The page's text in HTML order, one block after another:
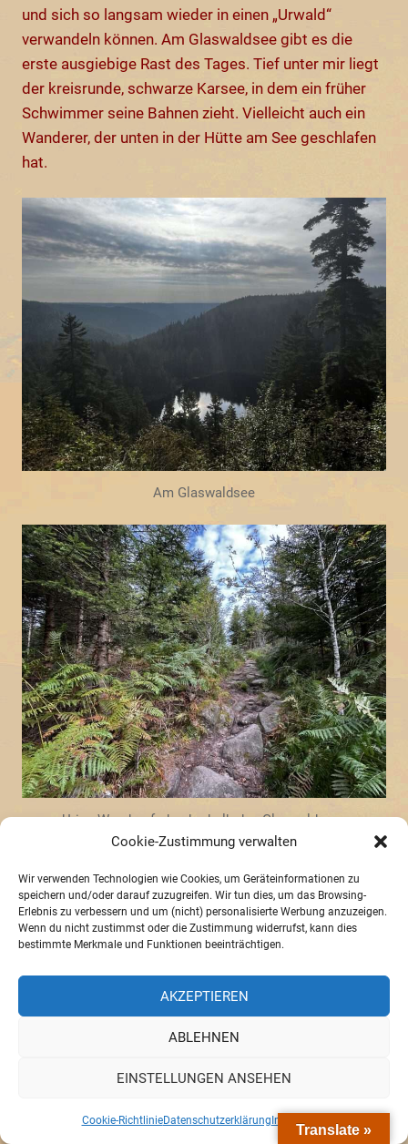
Cookie-Zustimmung verwalten
Wir verwenden Technologien wie Cookies, um Geräteinformationen zu
speichern und/oder darauf zuzugreifen. Wir tun dies, um das Browsing-
Erlebnis zu verbessern und um (nicht) personalisierte Werbung anzuzeigen.
Wenn du nicht zustimmst oder die Zustimmung widerrufst, kann dies
bestimmte Merkmale und Funktionen beeinträchtigen.
AKZEPTIEREN
ABLEHNEN
EINSTELLUNGEN ANSEHEN
Cookie-RichtlinieDatenschutzerklärung Impressum
und sich so langsam wieder in einen „Urwald“
verwandeln können. Am Glaswaldsee gibt es die
erste ausgiebige Rast des Tages. Tief unter mir liegt
der kreisrunde, schwarze Karsee, in dem ein früher
Schwimmer seine Bahnen zieht. Vielleicht auch ein
Wanderer, der unten in der Hütte am See geschlafen
hat.
Am Glaswaldsee
Urige Wanderpfade oberhalb des Glaswaldsees
Alexanderschanze sind einfach nur öde breite
Forstautobahnen. Ich laufe im Takt meiner
Wanderstöcke wie ein Automat und schrubbe die
Erschreckend sind die radikalen Baumfällungen.
Große Flächen werden vollständig abgeholzt, die
Bodenstruktur ist zerstört durch die schweren
Großflächige Abholzungen unmittelbar vor dem „Bannwald“.
Translate »